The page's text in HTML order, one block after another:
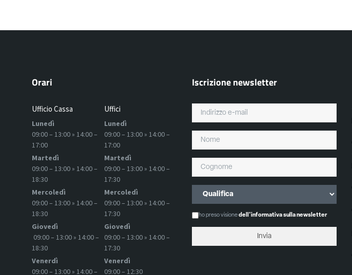
Orari
Ufficio Cassa
Lunedì
09:00 – 13:00 » 14:00 –
17:00
Martedì
09:00 – 13:00 » 14:00 –
18:30
Mercoledì
09:00 – 13:00 » 14:00 –
18:30
Giovedì
09:00 – 13:00 » 14:00 –
18:30
Venerdì
09:00 – 13:00 » 14:00 –
Uffici
Lunedì
09:00 – 13:00 » 14:00 –
17:00
Martedì
09:00 – 13:00 » 14:00 –
17:30
Mercoledì
09:00 – 13:00 » 14:00 –
17:30
Giovedì
09:00 – 13:00 » 14:00 –
17:30
Venerdì
09:00 – 12:30
Iscrizione newsletter
ho preso visionedell'informativa sulla newsletter